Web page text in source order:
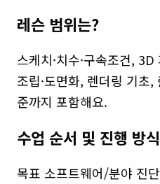
레슨 범위는?
스케치·치수·구속조건,
조립·도면화, 렌더링 기초
준까지 포함해요.
수업 순서 및 진행 방
목표 소프트웨어/분야 진